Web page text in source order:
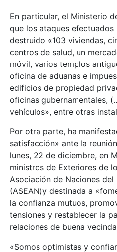
En particular, el Ministerio
que los ataques
destruido «103 viviendas,
centros de salud, un
móvil, varios templos
oficina de aduanas e
edificios de propiedad
oficinas gubernamentales,
vehículos», entre otras
Por otra parte, ha
satisfacción» ante la
lunes, 22 de diciembre, en
ministros de Exteriores de
Asociación de Naciones del
(ASEAN)y destinada a
la confianza mutuos,
tensiones y restablecer la
relaciones de buena
«Somos optimistas y